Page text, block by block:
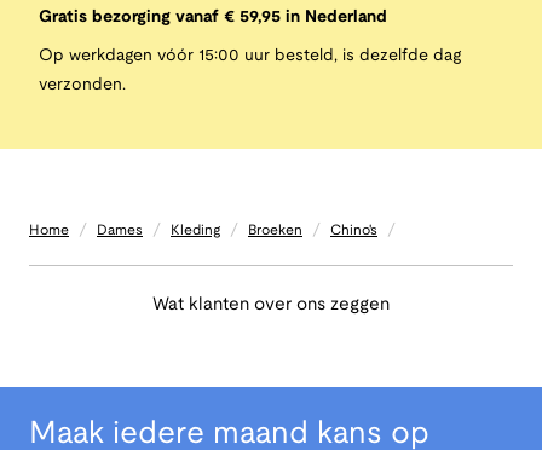
Gratis bezorging vanaf € 59,95 in Nederland
Op werkdagen vóór 15:00 uur besteld, is dezelfde dag
verzonden.
Home / Dames / Kleding / Broeken / Chino's /
Wat klanten over ons zeggen
Maak iedere maand kans op